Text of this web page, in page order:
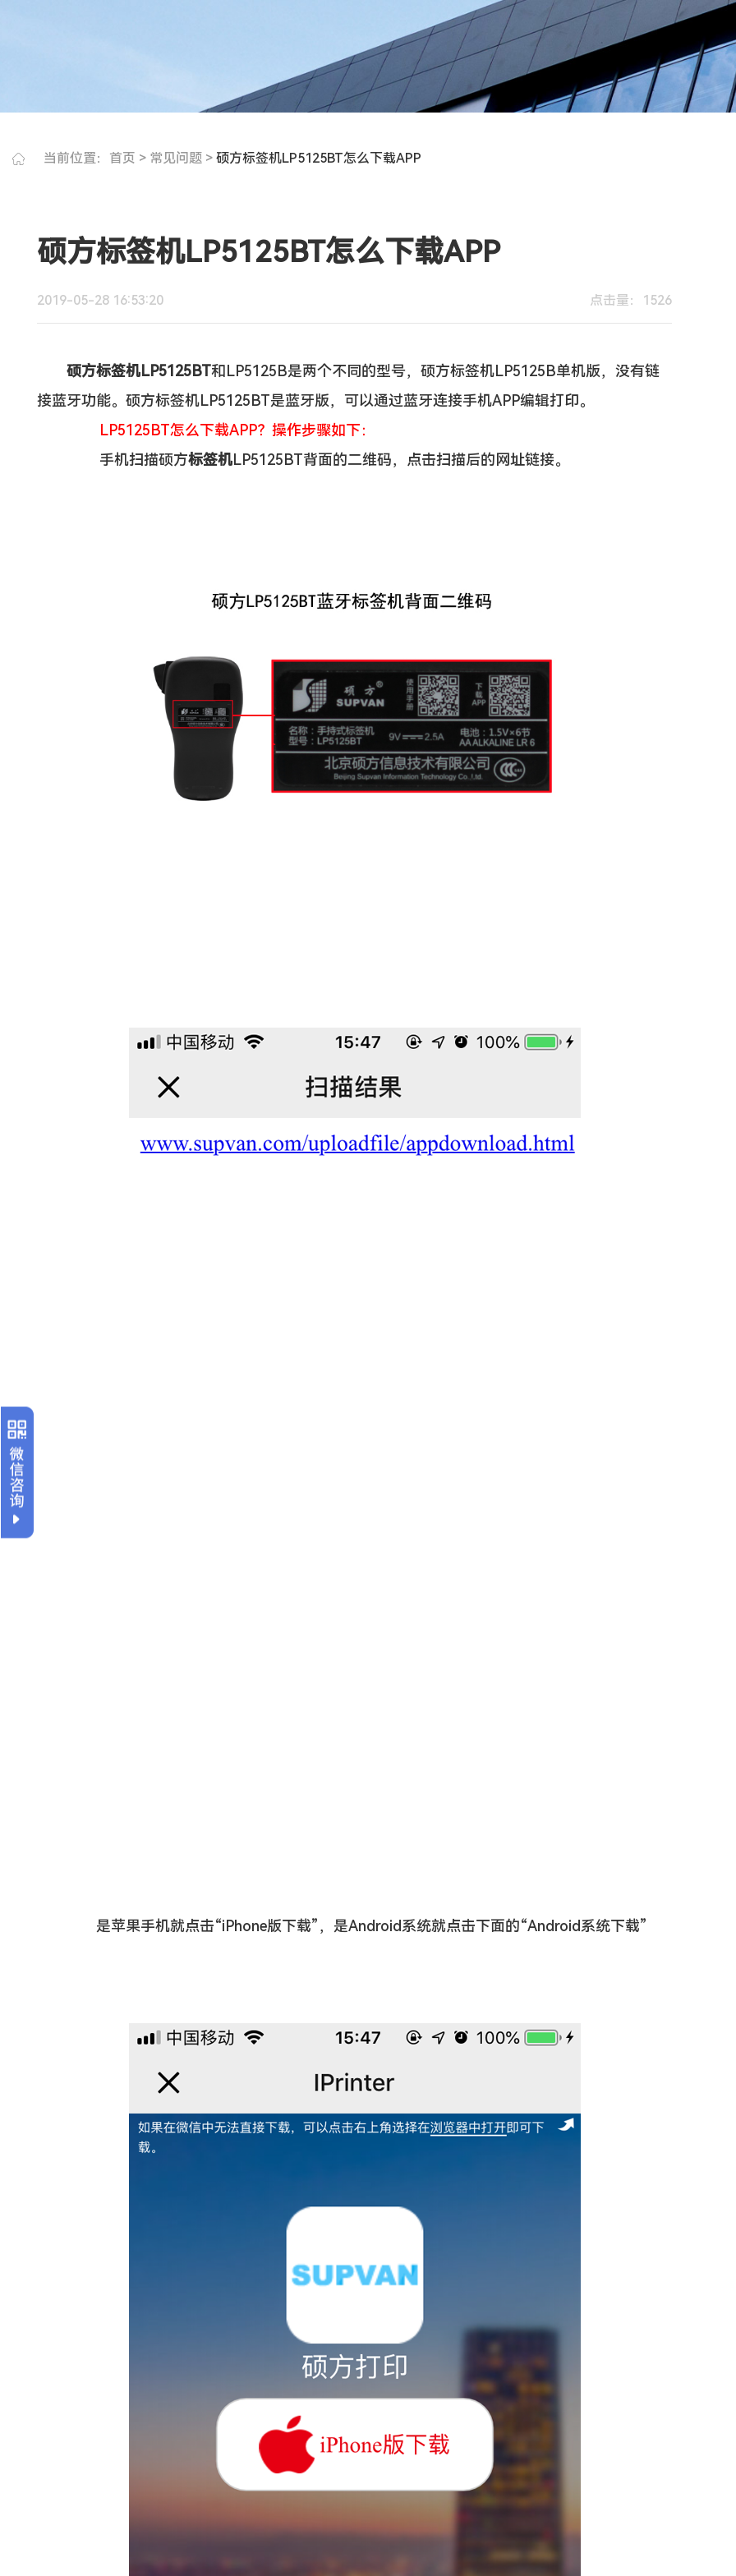
当前位置： 首页 > 常见问题 > 硕方标签机LP5125BT怎么下载APP
硕方标签机LP5125BT怎么下载APP
2019-05-28 16:53:20 点击量：1526
硕方标签机LP5125BT和LP5125B是两个不同的型号，硕方标签机LP5125B单机版，没有链
接蓝牙功能。硕方标签机LP5125BT是蓝牙版，可以通过蓝牙连接手机APP编辑打印。
LP5125BT怎么下载APP？操作步骤如下：
手机扫描硕方标签机LP5125BT背面的二维码，点击扫描后的网址链接。
是苹果手机就点击“iPhone版下载”，是Android系统就点击下面的“Android系统下载”